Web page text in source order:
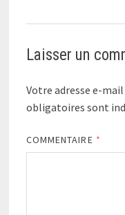
Laisser un
Votre adresse e-
obligatoires sont
COMMENTAIRE *